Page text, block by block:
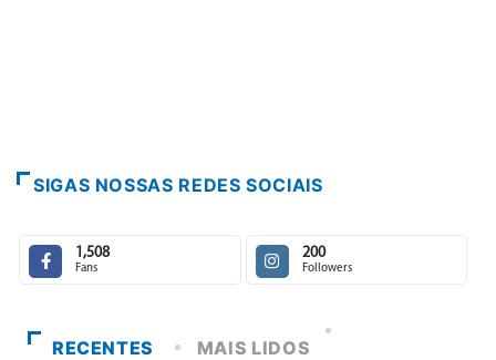
SIGAS NOSSAS REDES SOCIAIS
1,508
Fans
200
Followers
RECENTES MAIS LIDOS